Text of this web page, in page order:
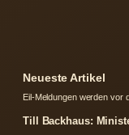
Neueste Artikel
Eil-Meldungen werden vor
Till Backhaus: